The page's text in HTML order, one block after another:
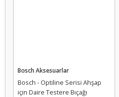
Bosch Aksesuarlar
Bosch - Optiline Serisi Ahşap
için Daire Testere Bıçağı